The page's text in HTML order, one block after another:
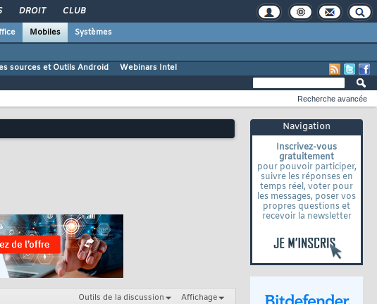
DROIT CLUB
Mobiles
Systèmes
sources et Outils Android Webinars Intel
Navigation
Inscrivez-vous
gratuitement
pour pouvoir participer,
suivre les réponses en
temps réel, voter pour
les messages, poser vos
propres questions et
recevoir la newsletter
Recherche avancée
Outils de la discussion Affichage